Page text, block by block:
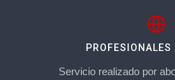
PROFESIONALES
Servicio realizado por